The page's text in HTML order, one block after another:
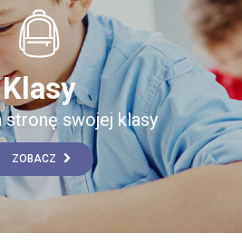
Klasy
stronę swojej klasy
ZOBACZ